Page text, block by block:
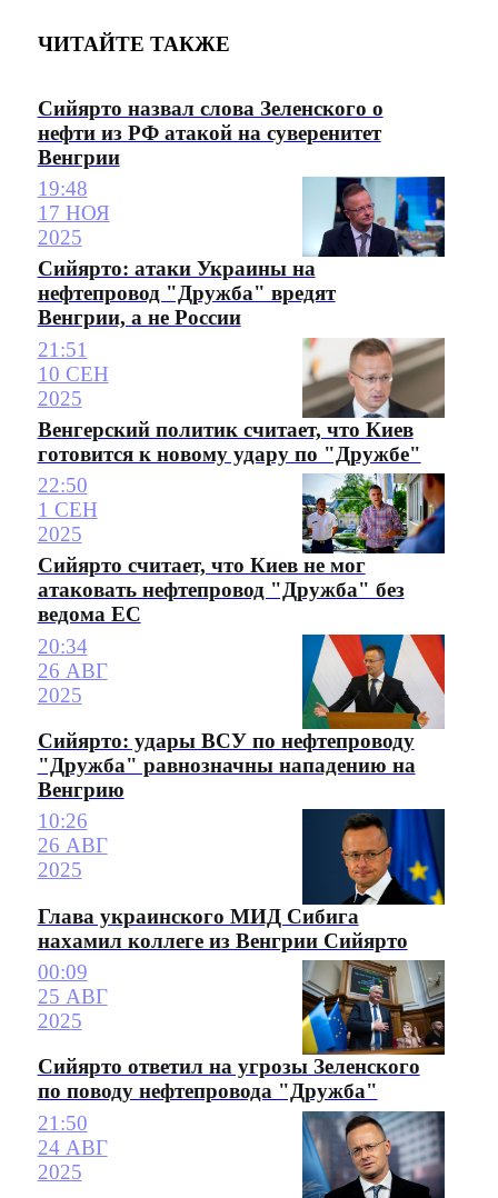
ЧИТАЙТЕ ТАКЖЕ
Сийярто назвал слова Зеленского о
нефти из РФ атакой на суверенитет
Венгрии
19:48
17 НОЯ
2025
Сийярто: атаки Украины на
нефтепровод "Дружба" вредят
Венгрии, а не России
21:51
10 СЕН
2025
Венгерский политик считает, что Киев
готовится к новому удару по "Дружбе"
22:50
1 СЕН
2025
Сийярто считает, что Киев не мог
атаковать нефтепровод "Дружба" без
ведома ЕС
20:34
26 АВГ
2025
Сийярто: удары ВСУ по нефтепроводу
"Дружба" равнозначны нападению на
Венгрию
10:26
26 АВГ
2025
Глава украинского МИД Сибига
нахамил коллеге из Венгрии Сийярто
00:09
25 АВГ
2025
Сийярто ответил на угрозы Зеленского
по поводу нефтепровода "Дружба"
21:50
24 АВГ
2025